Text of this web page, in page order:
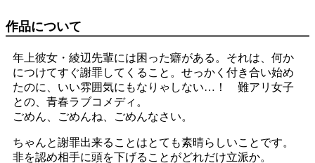
作品について
年上彼女・綾辺先輩には困った癖がある。それは、何か
につけてすぐ謝罪してくること。せっかく付き合い始め
たのに、いい雰囲気にもなりゃしない…！ 難アリ女子
との、青春ラブコメディ。
ごめん、ごめんね、ごめんなさい。
ちゃんと謝罪出来ることはとても素晴らしいことです。
非を認め相手に頭を下げることがどれだけ立派か。